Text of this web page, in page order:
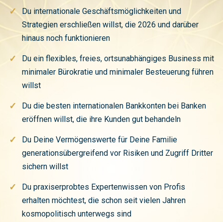
✓
Du internationale Geschäftsmöglichkeiten und
Strategien erschließen willst, die 2026 und darüber
hinaus noch funktionieren
✓
Du ein flexibles, freies, ortsunabhängiges Business mit
minimaler Bürokratie und minimaler Besteuerung führen
willst
✓
Du die besten internationalen Bankkonten bei Banken
eröffnen willst, die ihre Kunden gut behandeln
✓
Du Deine Vermögenswerte für Deine Familie
generationsübergreifend vor Risiken und Zugriff Dritter
sichern willst
✓
Du praxiserprobtes Expertenwissen von Profis
erhalten möchtest, die schon seit vielen Jahren
kosmopolitisch unterwegs sind